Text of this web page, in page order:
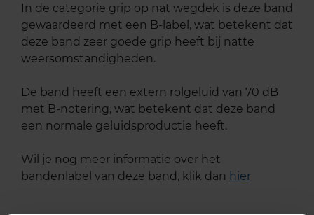
In de categorie grip op nat wegdek is deze band
gewaardeerd met een B-label, wat betekent dat
deze band zeer goede grip heeft bij natte
weersomstandigheden.
De band heeft een extern rolgeluid van 70 dB
met B-notering, wat betekent dat deze band
een normale geluidsproductie heeft.
Wil je nog meer informatie over het
bandenlabel van deze band, klik dan hier